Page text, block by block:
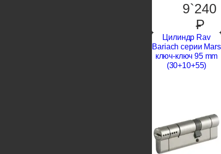
9`240
P
Цилиндр Rav
Bariach серии Mars
ключ-ключ 95 mm
(30+10+55)